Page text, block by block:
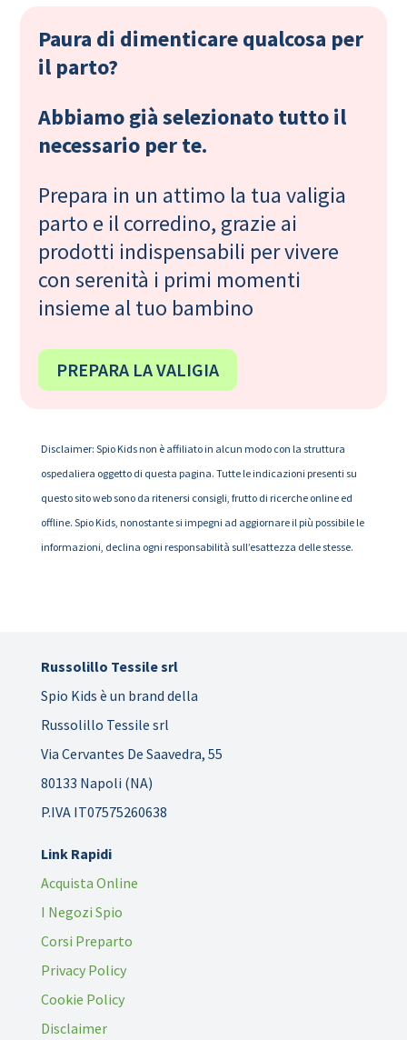
Paura di dimenticare qualcosa per
il parto?
Abbiamo già selezionato tutto il
necessario per te.
Prepara in un attimo la tua valigia
parto e il corredino, grazie ai
prodotti indispensabili per vivere
con serenità i primi momenti
insieme al tuo bambino
PREPARA LA VALIGIA
Disclaimer: Spio Kids non è affiliato in alcun modo con la struttura
ospedaliera oggetto di questa pagina. Tutte le indicazioni presenti su
questo sito web sono da ritenersi consigli, frutto di ricerche online ed
offline. Spio Kids, nonostante si impegni ad aggiornare il più possibile le
informazioni, declina ogni responsabilità sull’esattezza delle stesse.
Russolillo Tessile srl
Spio Kids è un brand della
Russolillo Tessile srl
Via Cervantes De Saavedra, 55
80133 Napoli (NA)
P.IVA IT07575260638
Link Rapidi
Acquista Online
I Negozi Spio
Corsi Preparto
Privacy Policy
Cookie Policy
Disclaimer